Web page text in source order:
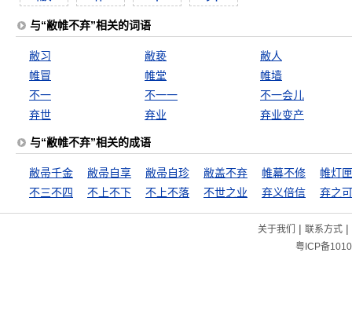
与“敝帷不弃”相关的词语
敝习 敝亵
敝人
帷冒
帷堂
帷墙
不一
不一一
不一会儿
弃世
弃业 弃业变产
与“敝帷不弃”相关的成语
敝帚千金 敝帚自享 敝帚自珍 敝盖不弃 帷幕不修
帷灯
不三不四
不上不下 不上不落 不世之业 弃义倍信 弃之
关于我们 | 联系方式|
粤ICP备